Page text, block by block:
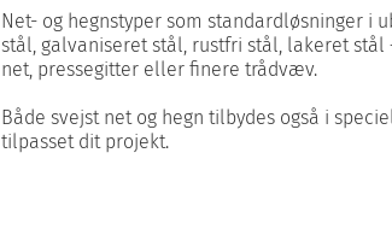
Net- og hegnstyper som standardløsninger i
stål, galvaniseret stål, rustfri stål, lakeret stål
net, pressegitter eller finere trådvæv​.
Både svejst net og hegn tilbydes også i
tilpasset dit projekt.